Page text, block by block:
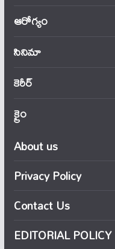
ఆరోగ్యం
సినిమా
కెరీర్
క్రైం
About us
Privacy Policy
Contact Us
EDITORIAL POLICY